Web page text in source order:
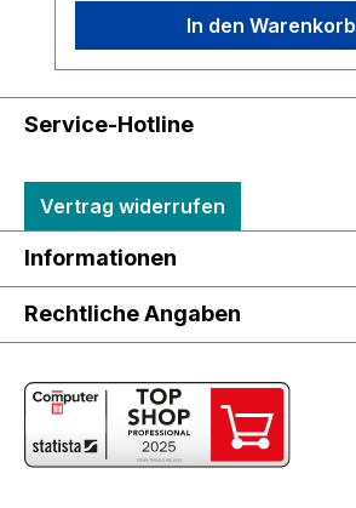
In den Warenkorb
Service-Hotline
Vertrag widerrufen
Informationen
Rechtliche Angaben